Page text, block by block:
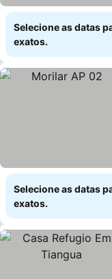
Selecione as datas
exatos.
Selecione as datas
exatos.